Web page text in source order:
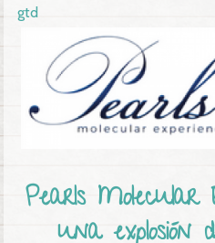
gtd
Pearls Molecular
una explosión